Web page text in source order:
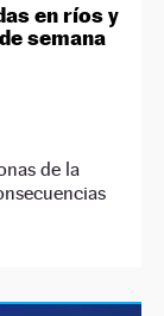
en ríos y
semana
de la